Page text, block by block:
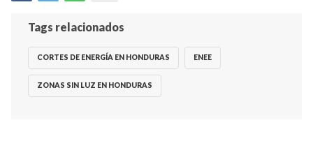
Tags relacionados
CORTES DE ENERGÍA EN HONDURAS ENEE
ZONAS SIN LUZ EN HONDURAS